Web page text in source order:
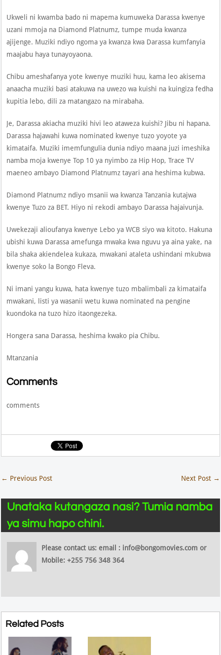
Ukweli ni kwamba bado ni mapema kumuweka Darassa kwenye
uzani mmoja na Diamond Platnumz, tumpe muda kwanza
ajijenge. Muziki ndiyo ngoma ya kwanza kwa Darassa kumfanyia
maajabu haya tunayoyaona.
Chibu ameshafanya yote kwenye muziki huu, kama leo akisema
anaacha muziki basi atakuwa na uwezo wa kuishi na kuingiza fedha
kupitia lebo, dili za matangazo na mirabaha.
Je, Darassa akiacha muziki hivi leo ataweza kuishi? Jibu ni hapana.
Darassa hajawahi kuwa nominated kwenye tuzo yoyote ya
kimataifa. Muziki imemfungulia dunia ndiyo maana juzi imeshika
namba moja kwenye Top 10 ya nyimbo za Hip Hop, Trace TV
maeneo ambayo Diamond Platnumz tayari ana heshima kubwa.
Diamond Platnumz ndiyo msanii wa kwanza Tanzania kutajwa
kwenye Tuzo za BET. Hiyo ni rekodi ambayo Darassa hajaivunja.
Uwekezaji alioufanya kwenye Lebo ya WCB siyo wa kitoto. Hakuna
ubishi kuwa Darassa amefunga mwaka kwa nguvu ya aina yake, na
bila shaka akiendelea kukaza, mwakani ataleta ushindani mkubwa
kwenye soko la Bongo Fleva.
Ni imani yangu kuwa, hata kwenye tuzo mbalimbali za kimataifa
mwakani, listi ya wasanii wetu kuwa nominated na pengine
kuondoka na tuzo hizo itaongezeka.
Hongera sana Darassa, heshima kwako pia Chibu.
Mtanzania
Comments
comments
← Previous Post Next Post →
Unataka kutangaza nasi? Tumia namba
ya simu hapo chini.
Please contact us: email : info@bongomovies.com or
Mobile: +255 756 348 364
Related Posts